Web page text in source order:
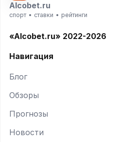
Alcobet.ru
спорт • ставки • рейтинги
«Alcobet.ru» 2022-2026
Навигация
Блог
Обзоры
Прогнозы
Новости